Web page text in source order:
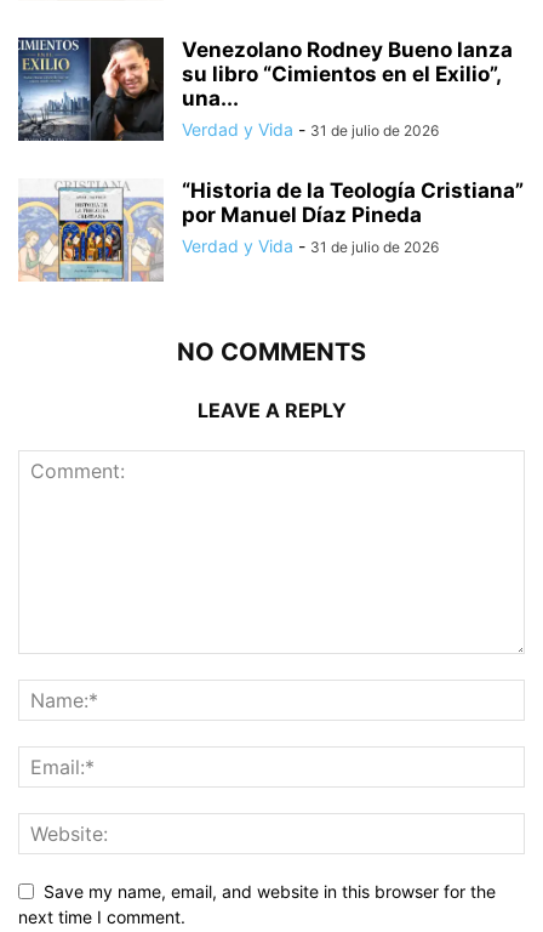
Venezolano Rodney Bueno lanza
su libro “Cimientos en el Exilio”,
una...
Verdad y Vida - 31 de julio de 2026
“Historia de la Teología Cristiana”
por Manuel Díaz Pineda
Verdad y Vida - 31 de julio de 2026
NO COMMENTS
LEAVE A REPLY
Save my name, email, and website in this browser for the
next time I comment.